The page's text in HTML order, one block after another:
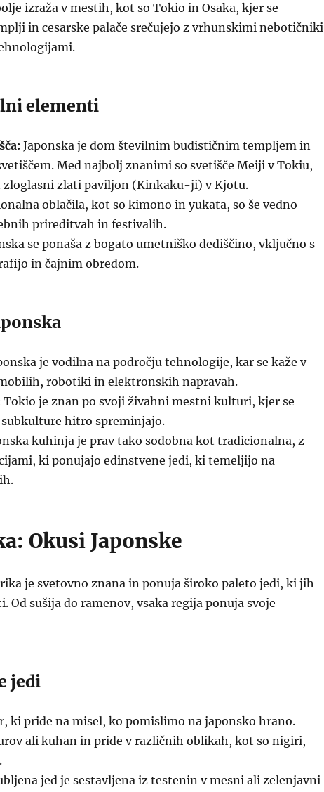
izraža v mestih, kot so Tokio in Osaka, kjer se
in cesarske palače srečujejo z vrhunskimi nebotičniki
elementi
Japonska je dom številnim budističnim templjem in
Med najbolj znanimi so svetišče Meiji v Tokiu,
zloglasni zlati paviljon (Kinkaku-ji) v Kjotu.
oblačila, kot so kimono in yukata, so še vedno
prireditvah in festivalih.
se ponaša z bogato umetniško dediščino, vključno s
in čajnim obredom.
je vodilna na področju tehnologije, kar se kaže v
robotiki in elektronskih napravah.
Tokio je znan po svoji živahni mestni kulturi, kjer se
hitro spreminjajo.
kuhinja je prav tako sodobna kot tradicionalna, z
ki ponujajo edinstvene jedi, ki temeljijo na
Okusi Japonske
je svetovno znana in ponuja široko paleto jedi, ki jih
Od sušija do ramenov, vsaka regija ponuja svoje
jedi
ki pride na misel, ko pomislimo na japonsko hrano.
ali kuhan in pride v različnih oblikah, kot so nigiri,
jed je sestavljena iz testenin v mesni ali zelenjavni